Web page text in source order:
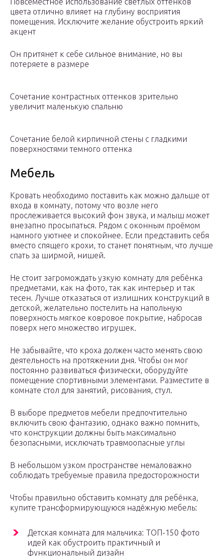
цвета отлично влияет на глубину восприятия
помещения. Исключите желание обустроить яркий
акцент
Он притянет к себе сильное внимание, но вы
потеряете в размере
Сочетание контрастных оттенков зрительно
увеличит маленькую спальню
Сочетание белой кирпичной стены с гладкими
поверхностями темного оттенка
Мебель
Кровать необходимо поставить как можно дальше от
входа в комнату, потому что возле него
прослеживается высокий фон звука, и малыш может
внезапно просыпаться. Рядом с оконным проёмом
намного уютнее и спокойнее. Если представить себя
вместо спящего крохи, то станет понятным, что лучше
спать за ширмой, нишей.
Не стоит загромождать узкую комнату для ребёнка
предметами, как на фото, так как интерьер и так
тесен. Лучше отказаться от излишних конструкций в
детской, желательно постелить на напольную
поверхность мягкое ковровое покрытие, набросав
поверх него множество игрушек.
Не забывайте, что кроха должен часто менять свою
деятельность на протяжении дня. Чтобы он мог
постоянно развиваться физически, оборудуйте
помещение спортивными элементами. Разместите в
комнате стол для занятий, рисования, стул.
В выборе предметов мебели предпочтительно
включить свою фантазию, однако важно помнить,
что конструкции должны быть максимально
безопасными, исключать травмоопасные углы
В небольшом узком пространстве немаловажно
соблюдать требуемые правила предосторожности
Чтобы правильно обставить комнату для ребёнка,
купите трансформирующуюся надёжную мебель:
Детская комната для мальчика: ТОП-150 фото
идей как обустроить практичный и
функциональный дизайн